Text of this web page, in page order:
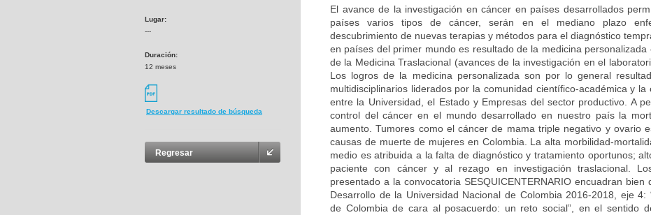
Lugar:
---
Duración:
12 meses
Descargar resultado de búsqueda
Regresar
El avance de la investigación en cáncer en países desarrollados
países varios tipos de cáncer, serán en el mediano plazo
descubrimiento de nuevas terapias y métodos para el diagnóstico
en países del primer mundo es resultado de la medicina
de la Medicina Traslacional (avances de la investigación en el
Los logros de la medicina personalizada son por lo general
multidisciplinarios liderados por la comunidad científico-académica y la
entre la Universidad, el Estado y Empresas del sector productivo. A
control del cáncer en el mundo desarrollado en nuestro país la
aumento. Tumores como el cáncer de mama triple negativo y ovario
causas de muerte de mujeres en Colombia. La alta morbilidad-
medio es atribuida a la falta de diagnóstico y tratamiento oportunos;
paciente con cáncer y al rezago en investigación traslacional.
presentado a la convocatoria SESQUICENTERNARIO encuadran bien
Desarrollo de la Universidad Nacional de Colombia 2016-2018, eje 4:
de Colombia de cara al posacuerdo: un reto social”, en el sentido